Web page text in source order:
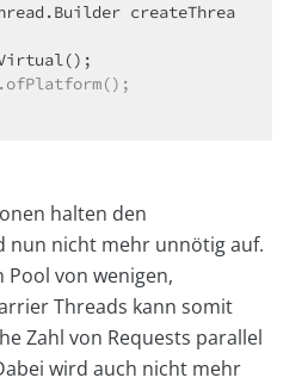
createThrea
halten den
nun nicht mehr unnötig auf.
von wenigen,
Threads kann somit
Zahl von Requests parallel
wird auch nicht mehr